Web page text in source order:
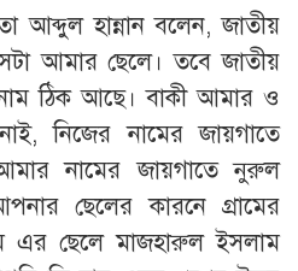
আব্দুল হান্নান বলেন, জাতীয়
আমার ছেলে। তবে জাতীয়
ঠিক আছে। বাকী আমার ও
নিজের নামের জায়গাতে
নামের জায়গাতে নুরুল
ছেলের কারনে গ্রামের
এর ছেলে মাজহারুল ইসলাম